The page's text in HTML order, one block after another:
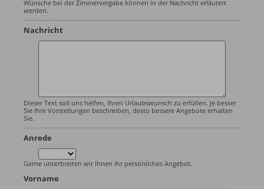
Wünsche bei der Zimmervergabe können in der Nachricht erläutert
werden.
Nachricht
Dieser Text soll uns helfen, Ihren Urlaubswunsch zu erfüllen. Je besser
Sie Ihre Vorstellungen beschreiben, desto bessere Angebote erhalten
Sie.
Anrede
Gerne unterbreiten wir Ihnen Ihr persönliches Angebot.
Vorname